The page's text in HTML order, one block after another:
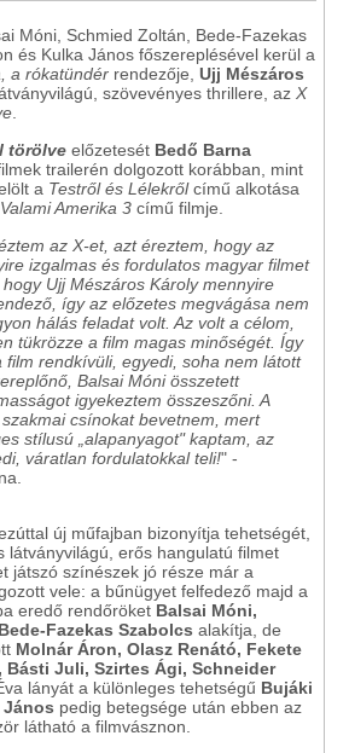
Móni, Schmied Zoltán, Bede-Fazekas
és Kulka János főszereplésével kerül a
a rókatündér rendezője, Ujj Mészáros
szövevényes thrillere, az X
törölve előzetesét Bedő Barna
trailerén dolgozott korábban, mint
a Testről és Lélekrőlcímű alkotása
Valami Amerika 3 című filmje.
az X-et, azt éreztem, hogy az
izgalmas és fordulatos magyar filmet
Ujj Mészáros Károly mennyire
így az előzetes megvágása nem
hálás feladat volt. Az volt a célom,
tükrözze a film magas minőségét. Így
film rendkívüli, egyedi, soha nem látott
Balsai Móni összetett
igyekeztem összeszőni. A
csínokat bevetnem, mert
stílusú „alapanyagot" kaptam, az
váratlan fordulatokkal teli!" -
új műfajban bizonyítja tehetségét,
látványvilágú, erős hangulatú filmet
játszó színészek jó része már a
vele: a bűnügyet felfedező majd a
eredő rendőröket Balsai Móni,
Bede-Fazekas Szabolcs alakítja, de
Molnár Áron, Olasz Renátó, Fekete
Básti Juli, Szirtes Ági, Schneider
lányát a különleges tehetségű Bujáki
János pedig betegsége után ebben az
látható a filmvásznon.